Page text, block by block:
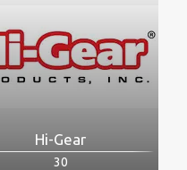
Hi-Gear
30